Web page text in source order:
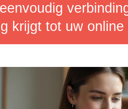
krijgt tot uw online